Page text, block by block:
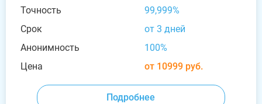
Точность
99,999%
Срок
от 3 дней
Анонимность
100%
Цена
от 10999 руб.
Подробнее